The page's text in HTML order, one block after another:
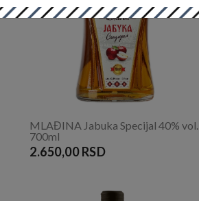
MLAĐINA Jabuka Specijal 40% vol.
700ml
2.650,00 RSD